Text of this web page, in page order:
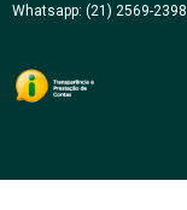
Whatsapp: (21) 2569-2398